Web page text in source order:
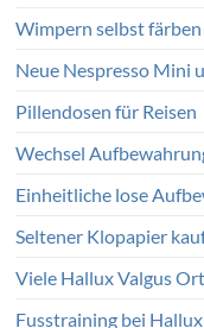
Wimpern selbst färben
Neue Nespresso Mini
Pillendosen für Reisen
Wechsel
Einheitliche lose
Seltener Klopapier
Viele Hallux Valgus
Fusstraining bei